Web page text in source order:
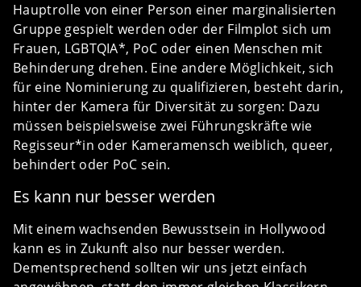
Hauptrolle von einer Person einer marginalisierten
Gruppe gespielt werden oder der Filmplot sich um
Frauen, LGBTQIA*, PoC oder einen Menschen mit
Behinderung drehen. Eine andere Möglichkeit, sich
für eine Nominierung zu qualifizieren, besteht darin,
hinter der Kamera für Diversität zu sorgen: Dazu
müssen beispielsweise zwei Führungskräfte wie
Regisseur*in oder Kameramensch weiblich, queer,
behindert oder PoC sein.
Es kann nur besser werden
Mit einem wachsenden Bewusstsein in Hollywood
kann es in Zukunft also nur besser werden.
Dementsprechend sollten wir uns jetzt einfach